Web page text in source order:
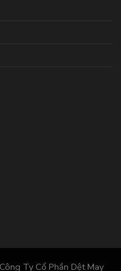
Ty Cổ Phần Dệt May